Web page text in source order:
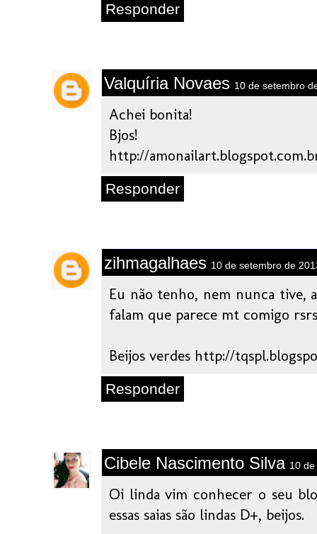
Responder
Valquíria Novaes 10 de setembro
Achei bonita!
Bjos!
http://
Responder
zihmagalhaes 10 de setembro de
Eu não tenho, nem nunca tive,
falam que parece mt comigo rsrs
Beijos verdes http://
Responder
Cibele Nascimento Silva 10
Oi linda vim conhecer o seu
essas saias são lindas D+, beijos.